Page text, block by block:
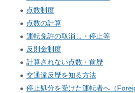
点数制度
点数の計算
運転免許の取消し・停止等
反則金制度
計算されない点数・前歴
交通違反歴を知る方法
停止処分を受けた運転者へ（